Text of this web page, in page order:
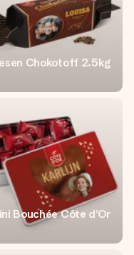
Chokotoff 2.5kg
Bouchée Côte d’Or